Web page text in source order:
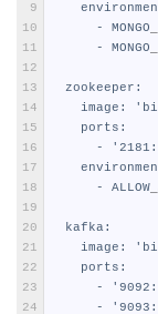
9
10
11
12
13
14
15
16
17
18
19
20
21
22
23
24
-
MONGO
-
MONGO
zookeeper :
image :
ports :
-
-
ALLOW
kafka:
image :
ports :
-
-